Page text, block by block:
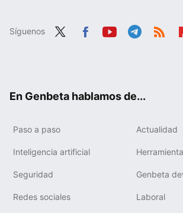
Síguenos
En Genbeta hablamos de...
Paso a paso Actualidad
Inteligencia artificial
Seguridad Genbeta
Redes sociales Laboral